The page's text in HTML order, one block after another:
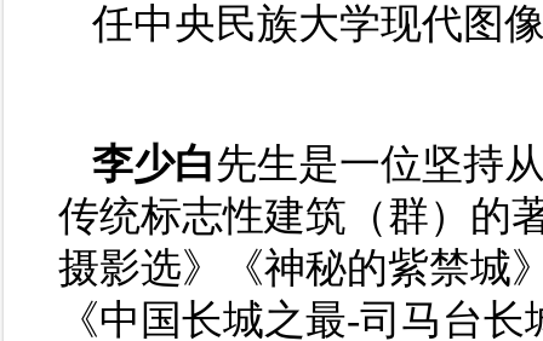
任中央民族大学现代图
李少白先生是一位坚持
传统标志性建筑（群）的
摄影选》《神秘的紫禁城
《中国长城之最-司马台